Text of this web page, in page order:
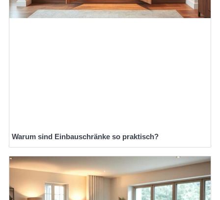
Warum sind Einbauschränke so praktisch?